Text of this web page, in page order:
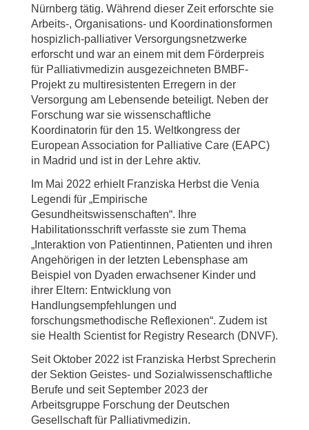
Nürnberg tätig. Während dieser Zeit erforschte sie
Arbeits-, Organisations- und Koordinationsformen
hospizlich-palliativer Versorgungsnetzwerke
erforscht und war an einem mit dem Förderpreis
für Palliativmedizin ausgezeichneten BMBF-
Projekt zu multiresistenten Erregern in der
Versorgung am Lebensende beteiligt. Neben der
Forschung war sie wissenschaftliche
Koordinatorin für den 15. Weltkongress der
European Association for Palliative Care (EAPC)
in Madrid und ist in der Lehre aktiv.
Im Mai 2022 erhielt Franziska Herbst die Venia
Legendi für „Empirische
Gesundheitswissenschaften“. Ihre
Habilitationsschrift verfasste sie zum Thema
„Interaktion von Patientinnen, Patienten und ihren
Angehörigen in der letzten Lebensphase am
Beispiel von Dyaden erwachsener Kinder und
ihrer Eltern: Entwicklung von
Handlungsempfehlungen und
forschungsmethodische Reflexionen“. Zudem ist
sie Health Scientist for Registry Research (DNVF).
Seit Oktober 2022 ist Franziska Herbst Sprecherin
der Sektion Geistes- und Sozialwissenschaftliche
Berufe und seit September 2023 der
Arbeitsgruppe Forschung der Deutschen
Gesellschaft für Palliativmedizin.